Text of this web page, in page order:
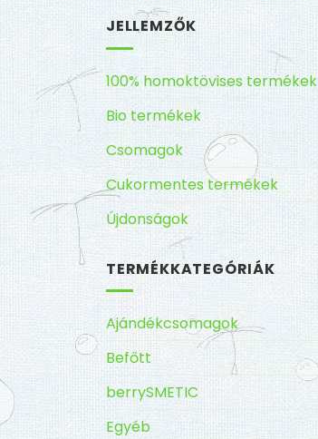
JELLEMZŐK
100% homoktövises termékek
Bio termékek
Csomagok
Cukormentes termékek
Újdonságok
TERMÉKKATEGÓRIÁK
Ajándékcsomagok
Befőtt
berrySMETIC
Egyéb